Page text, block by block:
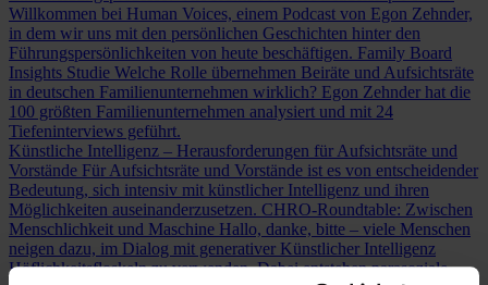
Willkommen bei Human Voices, einem Podcast von Egon Zehnder,
in dem wir uns mit den persönlichen Geschichten hinter den
Führungspersönlichkeiten von heute beschäftigen. Family Board
Insights Studie Welche Rolle übernehmen Beiräte und Aufsichtsräte
in deutschen Familienunternehmen wirklich? Egon Zehnder hat die
100 größten Familienunternehmen analysiert und mit 24
Tiefeninterviews geführt.
Künstliche Intelligenz – Herausforderungen für Aufsichtsräte und
Vorstände Für Aufsichtsräte und Vorstände ist es von entscheidender
Bedeutung, sich intensiv mit künstlicher Intelligenz und ihren
Möglichkeiten auseinanderzusetzen. CHRO-Roundtable: Zwischen
Menschlichkeit und Maschine Hallo, danke, bitte – viele Menschen
neigen dazu, im Dialog mit generativer Künstlicher Intelligenz
Höflichkeitsfloskeln zu verwenden. Dabei entstehen parasoziale